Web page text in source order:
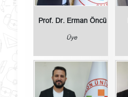
Prof. Dr. Erman Öncü
Üye